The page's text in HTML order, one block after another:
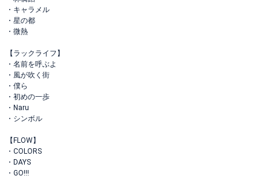
・キャラメル
・星の都
・微熱
【ラックライフ】
・名前を呼ぶよ
・風が吹く街
・僕ら
・初めの一歩
・Naru
・シンボル
【FLOW】
・COLORS
・DAYS
・GO!!!